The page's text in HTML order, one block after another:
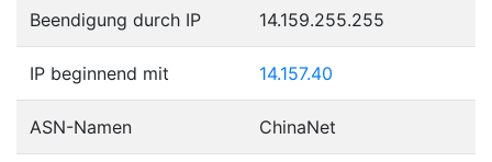
Beendigung durch IP 14.159.255.255
IP beginnend mit 14.157.40
ASN-Namen ChinaNet